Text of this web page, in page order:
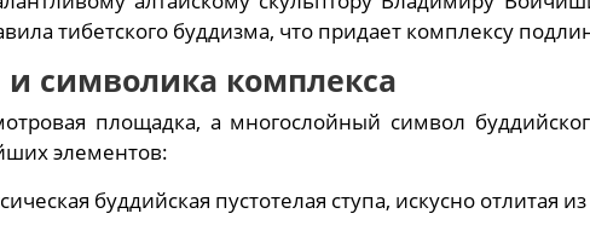
тибетского буддизма, что придает комплексу
символика комплекса
площадка, а многослойный символ
элементов:
буддийская пустотелая ступа, искусно отлитая